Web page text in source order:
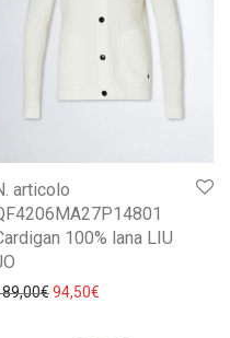
articolo
100% lana LIU
€Il prezzo originale era:
94,50€